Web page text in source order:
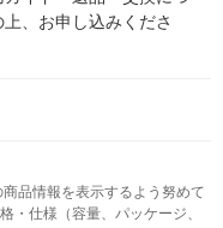
、お申し込みくださ
品情報を表示するよう努めて
・仕様（容量、パッケージ、